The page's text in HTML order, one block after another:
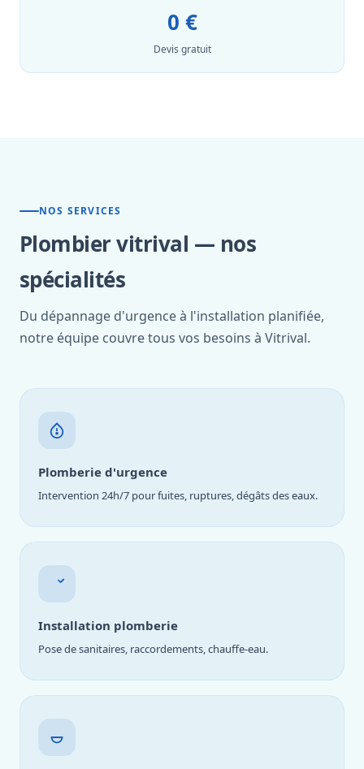
0 €
Devis gratuit
NOS SERVICES
Plombier vitrival — nos
spécialités
Du dépannage d'urgence à l'installation planifiée,
notre équipe couvre tous vos besoins à Vitrival.
Plomberie d'urgence
Intervention 24h/7 pour fuites, ruptures, dégâts des eaux.
Installation plomberie
Pose de sanitaires, raccordements, chauffe-eau.